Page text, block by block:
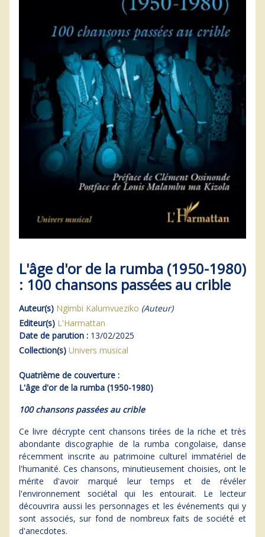
L'âge d'or de la rumba (1950-1980)
: 100 chansons passées au crible
Auteur(s) Ngimbi Kalumvueziko (Auteur)
Editeur(s) L'Harmattan
Date de parution : 13/02/2025
Collection(s) Univers musical
Quatrième de couverture :
L'âge d'or de la rumba (1950-1980)
100 chansons passées au crible
Ce livre décrypte cent chansons tirées de la riche et très
abondante discographie de la rumba congolaise, danse
récemment inscrite au patrimoine culturel immatériel de
l'humanité. Ces chansons, minutieusement choisies, ont le
mérite d'avoir marqué leur temps et de révéler
l'environnement sociétal qui les entourait. Le lecteur
découvrira aussi les personnages et les événements qui y
sont associés, sur fond de nombreux faits de société et
d'anecdotes.